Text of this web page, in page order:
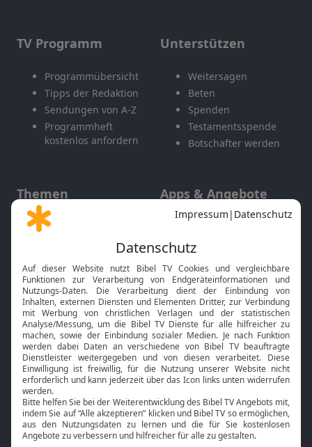
TV Programm
Programmübersicht
Tipps der Redaktion
Sendungen von A-Z
Programmheft
kostenlos anfordern
Unterstützen
Weitersagen
Beten
Spenden
Testamentsspende
Botschafter werden
Themen
Gott und Bibel erklärt
Neuigkeiten
Apps & Angebote
Mobile App
Smart TV
HbbTV
Bibelthek Online-Bibel
Nächster Gottesdienst
Bibel TV
Über uns
Jobs
Service
Kontakt
TV-Empfang